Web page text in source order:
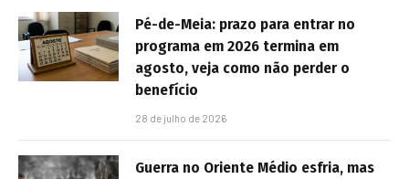
Pé-de-Meia: prazo para entrar no
programa em 2026 termina em
agosto, veja como não perder o
benefício
28 de julho de 2026
Guerra no Oriente Médio esfria, mas